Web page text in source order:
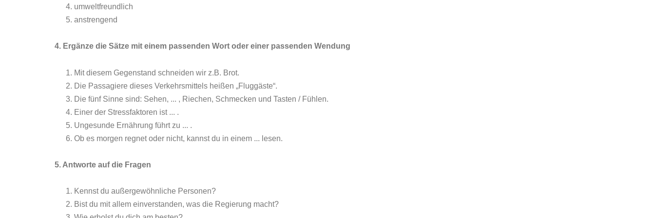
umweltfreundlich
anstrengend
4. Ergänze die Sätze mit einem passenden Wort oder einer passenden Wendung
Mit diesem Gegenstand schneiden wir z.B. Brot.
Die Passagiere dieses Verkehrsmittels heißen „Fluggäste“.
Die fünf Sinne sind: Sehen, ... , Riechen, Schmecken und Tasten / Fühlen.
Einer der Stressfaktoren ist ... .
Ungesunde Ernährung führt zu ... .
Ob es morgen regnet oder nicht, kannst du in einem ... lesen.
5. Antworte auf die Fragen
Kennst du außergewöhnliche Personen?
Bist du mit allem einverstanden, was die Regierung macht?